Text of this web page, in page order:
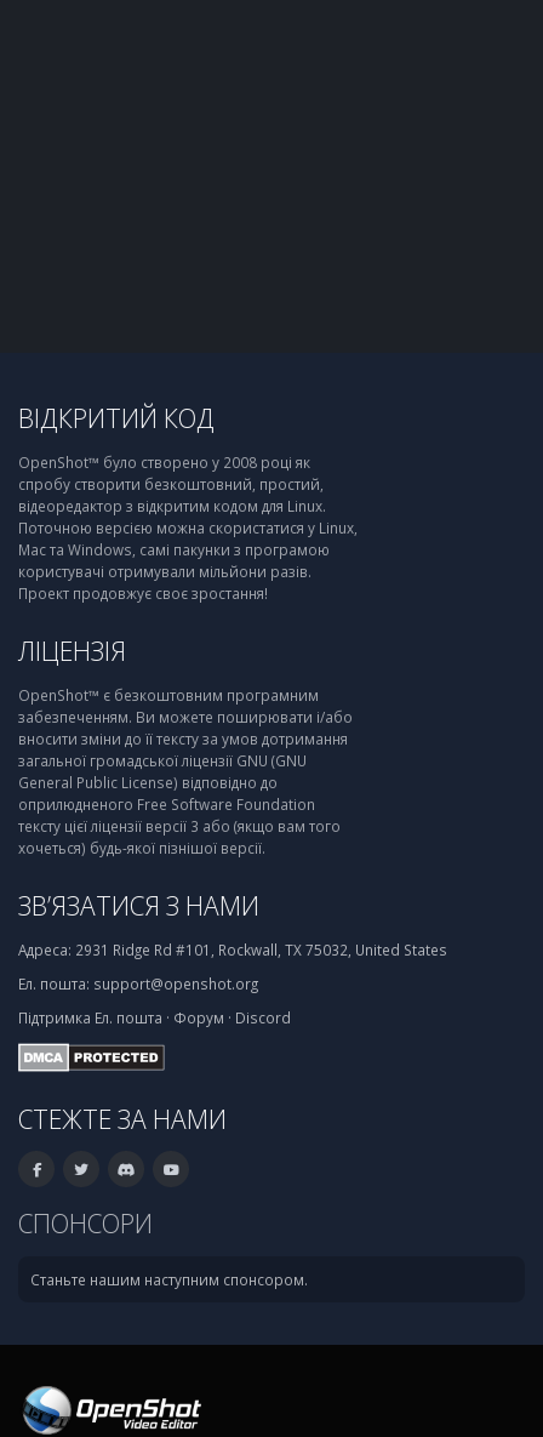
ВІДКРИТИЙ КОД
OpenShot™ було створено у 2008 році як
спробу створити безкоштовний, простий,
відеоредактор з відкритим кодом для Linux.
Поточною версією можна скористатися у Linux,
Mac та Windows, самі пакунки з програмою
користувачі отримували мільйони разів.
Проект продовжує своє зростання!
ЛІЦЕНЗІЯ
OpenShot™ є безкоштовним програмним
забезпеченням. Ви можете поширювати і/або
вносити зміни до її тексту за умов дотримання
загальної громадської ліцензії GNU (GNU
General Public License) відповідно до
оприлюдненого Free Software Foundation
тексту цієї ліцензії версії 3 або (якщо вам того
хочеться) будь-якої пізнішої версії.
ЗВ’ЯЗАТИСЯ З НАМИ
Адреса: 2931 Ridge Rd #101, Rockwall, TX 75032, United States
Ел. пошта: support@openshot.org
Підтримка Ел. пошта · Форум · Discord
СТЕЖТЕ ЗА НАМИ
СПОНСОРИ
Станьте нашим наступним спонсором.